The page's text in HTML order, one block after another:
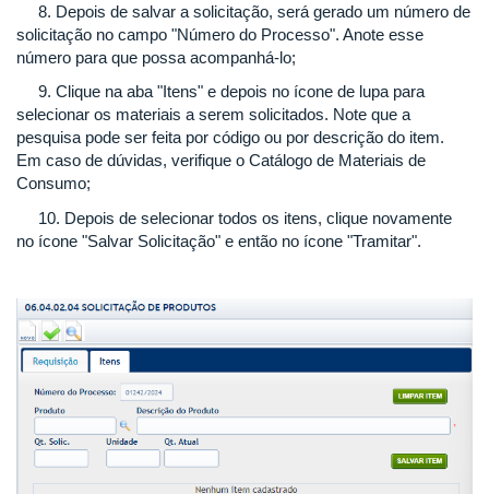
8. Depois de salvar a solicitação, será gerado um número de
solicitação no campo "Número do Processo". Anote esse
número para que possa acompanhá-lo;
9. Clique na aba "Itens" e depois no ícone de lupa para
selecionar os materiais a serem solicitados. Note que a
pesquisa pode ser feita por código ou por descrição do item.
Em caso de dúvidas, verifique o Catálogo de Materiais de
Consumo;
10. Depois de selecionar todos os itens, clique novamente
no ícone "Salvar Solicitação" e então no ícone "Tramitar".